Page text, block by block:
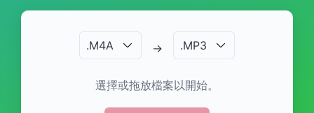
.M4A → .MP3
選擇或拖放檔案以開始。